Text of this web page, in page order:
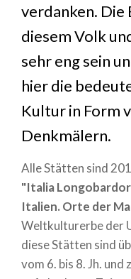
verdanken. Die
diesem Volk
sehr eng sein
hier die
Kultur in Form
Denkmälern.
Alle Stätten sind
"Italia
Italien. Orte der
Weltkulturerbe der
diese Stätten sind
vom 6. bis 8. Jh. und